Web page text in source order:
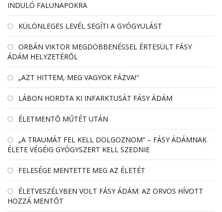
INDULÓ FALUNAPOKRA
KÜLÖNLEGES LEVÉL SEGÍTI A GYÓGYULÁST
ORBÁN VIKTOR MEGDÖBBENÉSSEL ÉRTESÜLT FÁSY
ÁDÁM HELYZETÉRŐL
„AZT HITTEM, MEG VAGYOK FÁZVA!"
LÁBON HORDTA KI INFARKTUSÁT FÁSY ÁDÁM
ÉLETMENTŐ MŰTÉT UTÁN
„A TRAUMÁT FEL KELL DOLGOZNOM” – FÁSY ÁDÁMNAK
ÉLETE VÉGÉIG GYÓGYSZERT KELL SZEDNIE
FELESÉGE MENTETTE MEG AZ ÉLETÉT
ÉLETVESZÉLYBEN VOLT FÁSY ÁDÁM: AZ ORVOS HÍVOTT
HOZZÁ MENTŐT